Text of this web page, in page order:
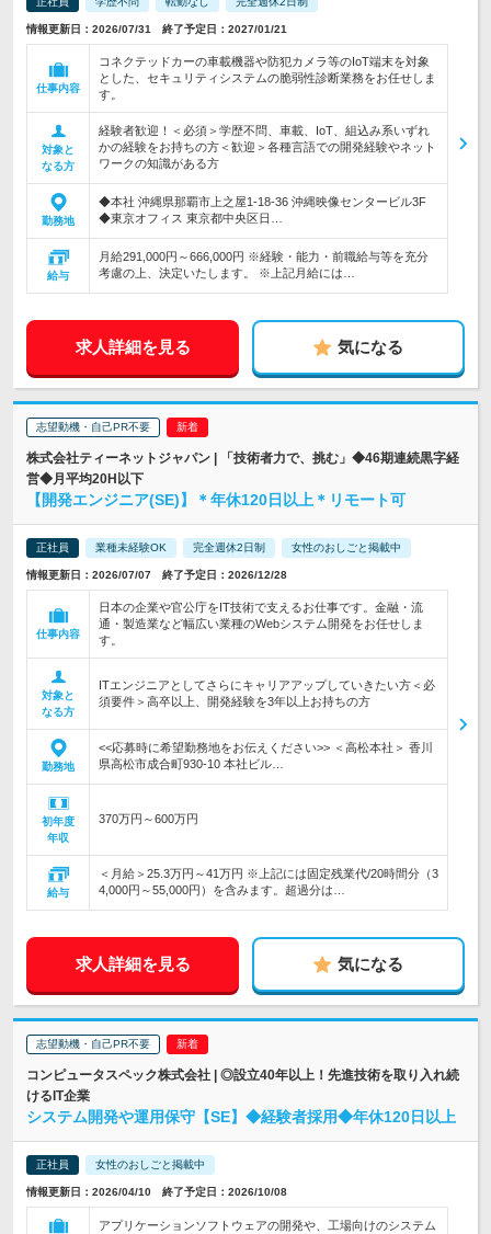
情報更新日：2026/07/31 終了予定日：2027/01/21
仕事内容
コネクテッドカーの車載機器や防犯カメラ等のIoT端末を対象
とした、セキュリティシステムの脆弱性診断業務をお任せしま
す。
対象と
なる方
経験者歓迎！＜必須＞学歴不問、車載、IoT、組込み系いずれ
かの経験をお持ちの方＜歓迎＞各種言語での開発経験やネット
ワークの知識がある方
勤務地
◆本社 沖縄県那覇市上之屋1-18-36 沖縄映像センタービル3F
◆東京オフィス 東京都中央区日…
給与
月給291,000円～666,000円 ※経験・能力・前職給与等を充分
考慮の上、決定いたします。 ※上記月給には…
求人詳細を見る 気になる
志望動機・自己PR不要
株式会社ティーネットジャパン | 「技術者力で、挑む」◆46期連続黒字経
営◆月平均20H以下
【開発エンジニア(SE)】＊年休120日以上＊リモート可
正社員 業種未経験OK 完全週休2日制 女性のおしごと掲載中
情報更新日：2026/07/07 終了予定日：2026/12/28
仕事内容
日本の企業や官公庁をIT技術で支えるお仕事です。金融・流
通・製造業など幅広い業種のWebシステム開発をお任せしま
す。
対象と
なる方
ITエンジニアとしてさらにキャリアアップしていきたい方＜必
須要件＞高卒以上、開発経験を3年以上お持ちの方
勤務地
<<応募時に希望勤務地をお伝えください>> ＜高松本社＞ 香川
県高松市成合町930-10 本社ビル…
初年度
年収
370万円～600万円
給与
＜月給＞25.3万円～41万円 ※上記には固定残業代/20時間分（3
4,000円～55,000円）を含みます。超過分は…
求人詳細を見る 気になる
志望動機・自己PR不要
コンピュータスペック株式会社 | ◎設立40年以上！先進技術を取り入れ続
けるIT企業
システム開発や運用保守【SE】◆経験者採用◆年休120日以上
正社員 女性のおしごと掲載中
情報更新日：2026/04/10 終了予定日：2026/10/08
アプリケーションソフトウェアの開発や、工場向けのシステム